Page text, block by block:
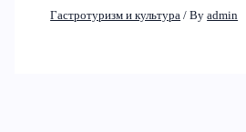
Гастротуризм и культура / Byadmin